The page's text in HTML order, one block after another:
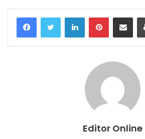
LinkedinPinterestCompartilhar via e-mail
Editor Online